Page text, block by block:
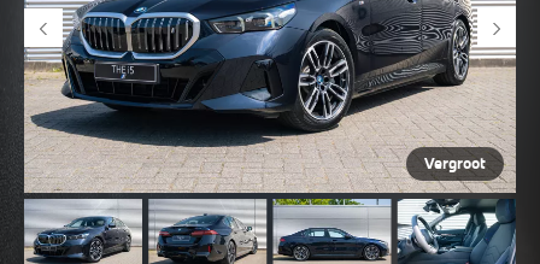
Vergroot